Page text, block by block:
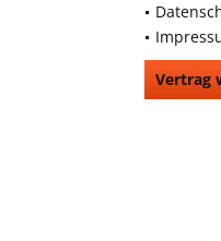
Vertrag